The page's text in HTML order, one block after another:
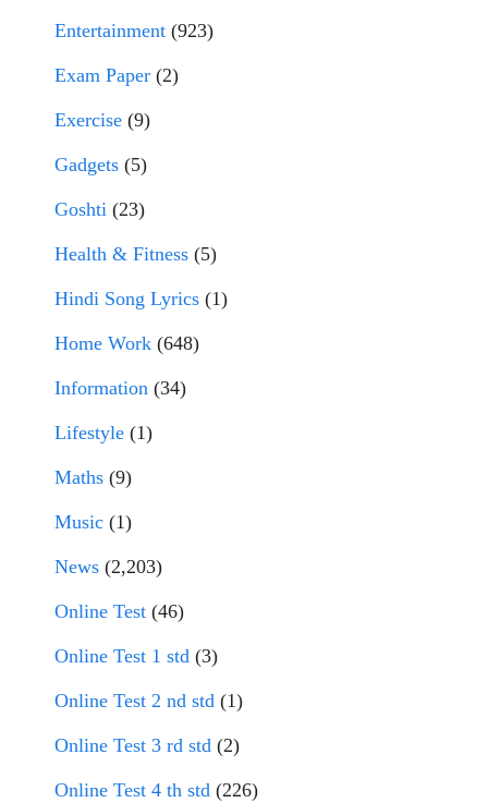
Entertainment (923)
Exam Paper (2)
Exercise (9)
Gadgets (5)
Goshti (23)
Health & Fitness (5)
Hindi Song Lyrics (1)
Home Work (648)
Information (34)
Lifestyle (1)
Maths (9)
Music (1)
News (2,203)
Online Test (46)
Online Test 1 std (3)
Online Test 2 nd std (1)
Online Test 3 rd std (2)
Online Test 4 th std (226)